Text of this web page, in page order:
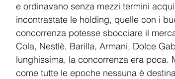
e ordinavano senza mezzi termini
incontrastate le holding, quelle con i
concorrenza potesse sbocciare il
Cola, Nestlè, Barilla, Armani, Dolce
lunghissima, la concorrenza era poca.
come tutte le epoche nessuna è